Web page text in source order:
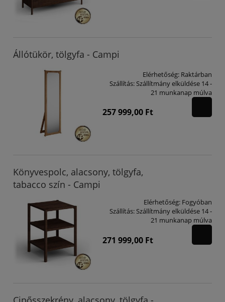
Állótükör, tölgyfa - Campi
Elérhetőség: Raktárban
Szállítás:Szállítmány elküldése 14 -
21 munkanap múlva
257 999,00 Ft
Könyvespolc, alacsony, tölgyfa,
tabacco szín - Campi
Elérhetőség: Fogyóban
Szállítás:Szállítmány elküldése 14 -
21 munkanap múlva
271 999,00 Ft